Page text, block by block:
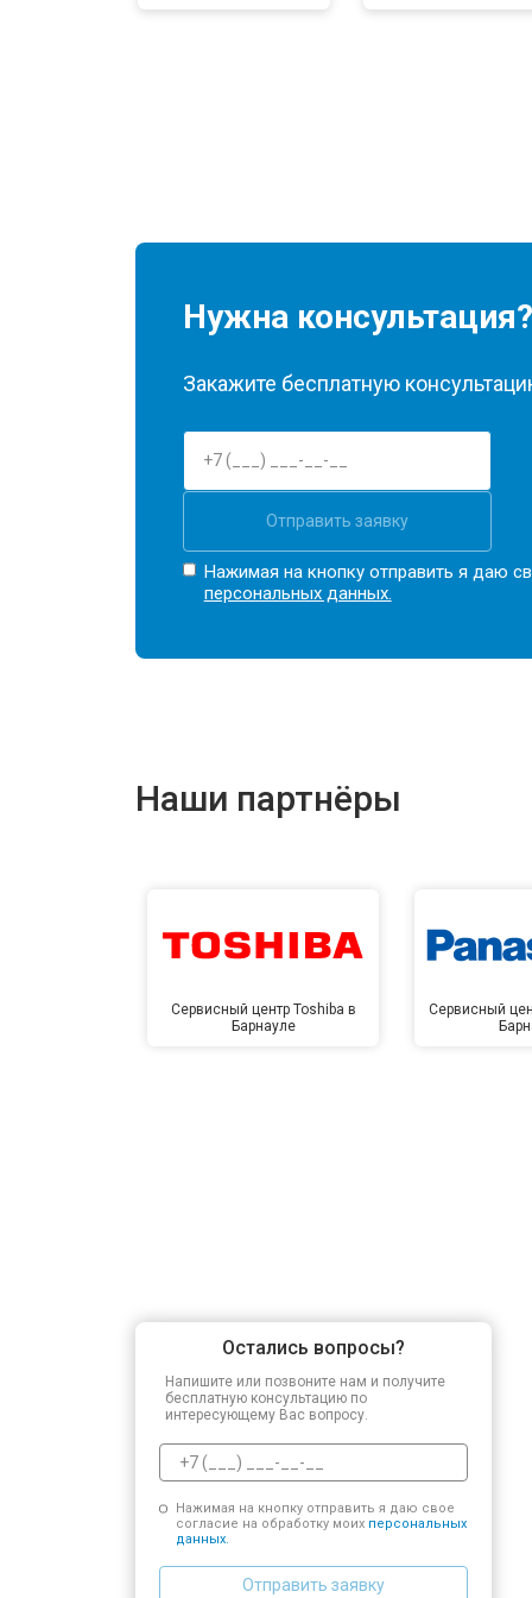
Нужна консультация?
Закажите бесплатную
Отправить заявку
Нажимая на кнопку отправить я даю
персональных данных.
Наши партнёры
Сервисный центр Toshiba в
Барнауле
Сервисный
Остались вопросы?
Напишите или позвоните нам и получите
бесплатную консультацию по
интересующему Вас вопросу.
Нажимая на кнопку отправить я даю свое
согласие на обработку моих персональных
данных.
Отправить заявку